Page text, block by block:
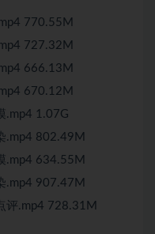
770.55M
727.32M
666.13M
670.12M
.mp4 1.07G
.mp4 802.49M
.mp4 634.55M
.mp4 907.47M
评.mp4 728.31M